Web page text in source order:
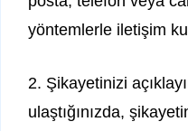
yöntemlerle iletişim
2. Şikayetinizi
ulaştığınızda,